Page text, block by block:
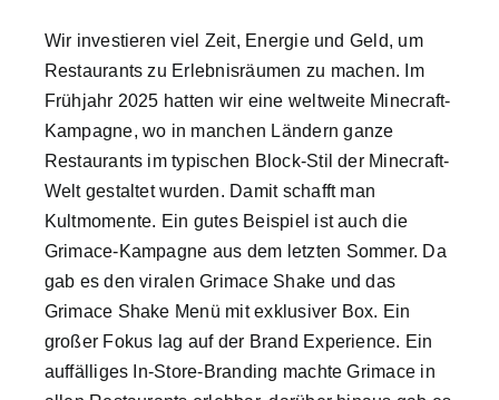
Wir investieren viel Zeit, Energie und Geld, um
Restaurants zu Erlebnisräumen zu machen. Im
Frühjahr 2025 hatten wir eine weltweite Minecraft-
Kampagne, wo in manchen Ländern ganze
Restaurants im typischen Block-Stil der Minecraft-
Welt gestaltet wurden. Damit schafft man
Kultmomente. Ein gutes Beispiel ist auch die
Grimace-Kampagne aus dem letzten Sommer. Da
gab es den viralen Grimace Shake und das
Grimace Shake Menü mit exklusiver Box. Ein
großer Fokus lag auf der Brand Experience. Ein
auffälliges In-Store-Branding machte Grimace in